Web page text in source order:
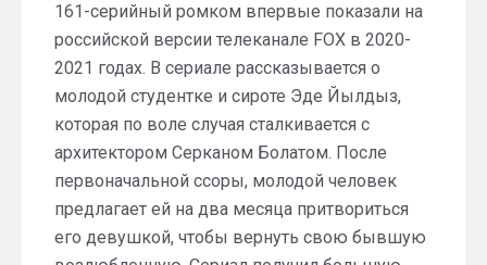
161-серийный ромком впервые показали на
российской версии телеканале FOX в 2020-
2021 годах. В сериале рассказывается о
молодой студентке и сироте Эде Йылдыз,
которая по воле случая сталкивается с
архитектором Серканом Болатом. После
первоначальной ссоры, молодой человек
предлагает ей на два месяца притвориться
его девушкой, чтобы вернуть свою бывшую